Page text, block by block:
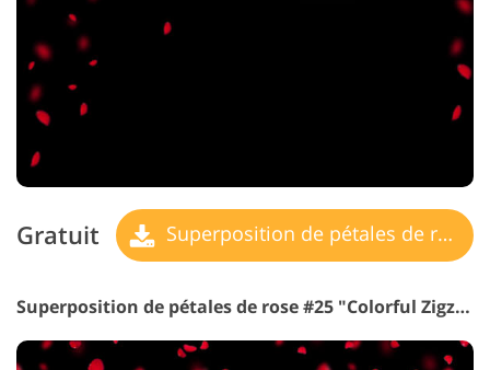
Gratuit Superposition de pétales de rose
Superposition de pétales de rose #25 "Colorful Zigzags"